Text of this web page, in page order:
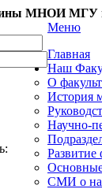
МНОИ МГУ
Меню
Главная
Наш
О
История
Научно-
Развитие
СМИ о